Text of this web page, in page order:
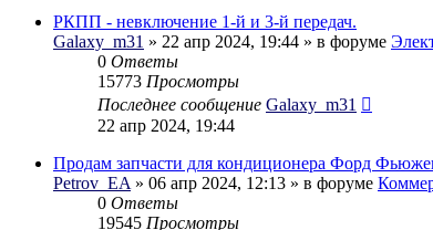
РКПП - невключение 1-й и 3-й передач.
Galaxy_m31 » 22 апр 2024, 19:44 » в форуме
0 Ответы
15773 Просмотры
Последнее сообщение Galaxy_m31
22 апр 2024, 19:44
Продам запчасти для кондиционера Форд
Petrov_EA » 06 апр 2024, 12:13 » в форуме
0 Ответы
19545 Просмотры